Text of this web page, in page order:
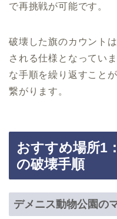
で再挑戦が可能です。
破壊した旗のカウント
される仕様となってい
な手順を繰り返すこと
繋がります。
おすすめ場所1
の破壊手順
デメニス動物公園の